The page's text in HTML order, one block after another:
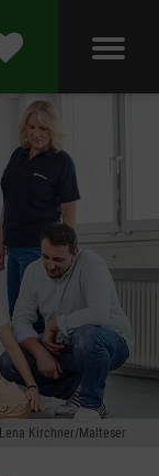
Lena Kirchner/Malteser